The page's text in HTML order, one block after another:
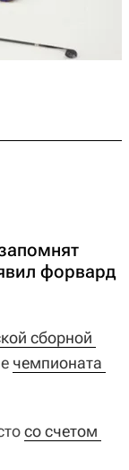
форвард
сборной
чемпионата
со счетом